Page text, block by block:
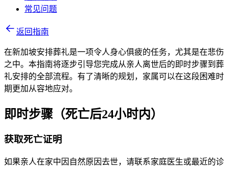
常见问题
返回指南
在新加坡安排葬礼是一项令人身心俱疲的任务，尤其是在悲伤
之中。本指南将逐步引导您完成从亲人离世后的即时步骤到葬
礼安排的全部流程。有了清晰的规划，家属可以在这段困难时
期更加从容地应对。
即时步骤（死亡后24小时内）
获取死亡证明
如果亲人在家中因自然原因去世，请联系家庭医生或最近的诊